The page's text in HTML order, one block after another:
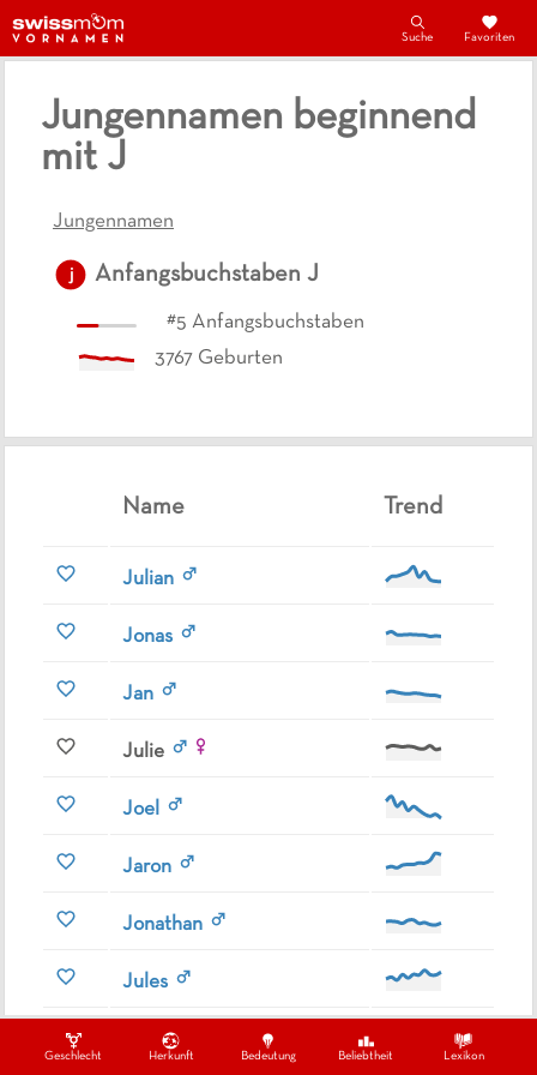
Geschlecht Herkunft Bedeutung Beliebtheit Lexikon
Suche Favoriten
Jungennamen beginnend
mit J
Jungennamen
j Anfangsbuchstaben J
#5 Anfangsbuchstaben
3767 Geburten
Name Trend
Julian
Jonas
Jan
Julie
Joel
Jaron
Jonathan
Jules
Joshua